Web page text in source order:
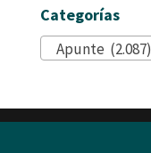
Categorías
Apunte (2.087)